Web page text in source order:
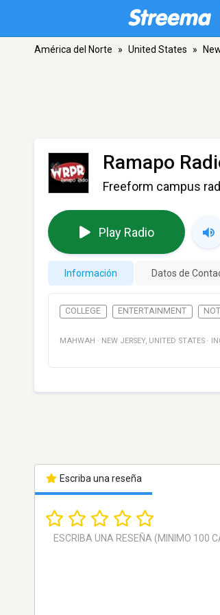
América del Norte » United States »
Ramapo
Freeform campus
Play Radio
Información Datos de
COLLEGE ENTERTAINMENT
MAHWAH · NEW JERSEY, UNITED STATES ·
Escriba una reseña